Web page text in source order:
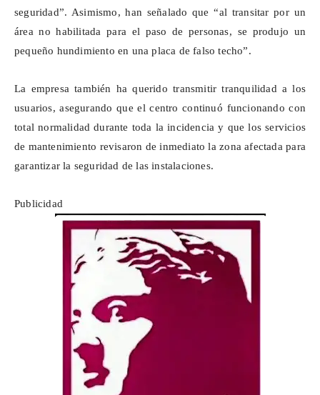
seguridad”. Asimismo, han señalado que “al transitar por un
área no habilitada para el paso de personas, se produjo un
pequeño hundimiento en una placa de falso techo”.
La empresa también ha querido transmitir tranquilidad a los
usuarios, asegurando que el centro continuó funcionando con
total normalidad durante toda la incidencia y que los servicios
de mantenimiento revisaron de inmediato la zona afectada para
garantizar la seguridad de las instalaciones.
Publicidad